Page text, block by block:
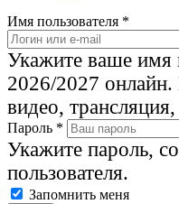
Имя пользователя *
Укажите ваше имя
2026/2027
видео,
Пароль *
Укажите пароль,
пользователя.
Запомнить меня